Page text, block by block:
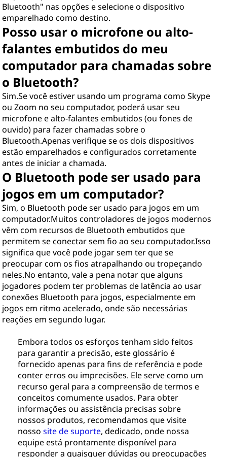
Bluetooth" nas opções e selecione o dispositivo
emparelhado como destino.
Posso usar o microfone ou alto-
falantes embutidos do meu
computador para chamadas sobre
o Bluetooth?
Sim.Se você estiver usando um programa como Skype
ou Zoom no seu computador, poderá usar seu
microfone e alto-falantes embutidos (ou fones de
ouvido) para fazer chamadas sobre o
Bluetooth.Apenas verifique se os dois dispositivos
estão emparelhados e configurados corretamente
antes de iniciar a chamada.
O Bluetooth pode ser usado para
jogos em um computador?
Sim, o Bluetooth pode ser usado para jogos em um
computador.Muitos controladores de jogos modernos
vêm com recursos de Bluetooth embutidos que
permitem se conectar sem fio ao seu computador.Isso
significa que você pode jogar sem ter que se
preocupar com os fios atrapalhando ou tropeçando
neles.No entanto, vale a pena notar que alguns
jogadores podem ter problemas de latência ao usar
conexões Bluetooth para jogos, especialmente em
jogos em ritmo acelerado, onde são necessárias
reações em segundo lugar.
Embora todos os esforços tenham sido feitos
para garantir a precisão, este glossário é
fornecido apenas para fins de referência e pode
conter erros ou imprecisões. Ele serve como um
recurso geral para a compreensão de termos e
conceitos comumente usados. Para obter
informações ou assistência precisas sobre
nossos produtos, recomendamos que visite
nossosite de suporte, dedicado, onde nossa
equipe está prontamente disponível para
responder a quaisquer dúvidas ou preocupações